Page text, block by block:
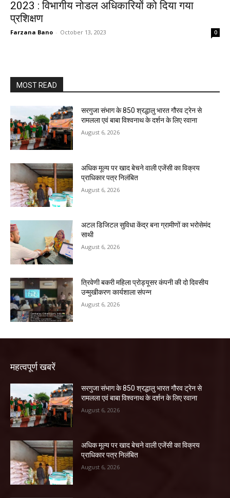
2023 : विभागीय नोडल अधिकारियों को दिया गया
प्रशिक्षण
Farzana Bano - October 13, 2023 0
MOST READ
सरगुजा संभाग के 850 श्रद्धालु भारत गौरव ट्रेन से
रामलला एवं बाबा विश्वनाथ के दर्शन के लिए रवाना
August 6, 2026
अधिक मूल्य पर खाद बेचने वाली एजेंसी का विक्रय
प्राधिकार पत्र निलंबित
August 6, 2026
अटल डिजिटल सुविधा केंद्र बना ग्रामीणों का भरोसेमंद
साथी
August 6, 2026
त्रिवेणी बकरी महिला प्रोड्यूसर कंपनी की दो दिवसीय
उन्मुखीकरण कार्यशाला संपन्न
August 6, 2026
महत्वपूर्ण खबरें
सरगुजा संभाग के 850 श्रद्धालु भारत गौरव ट्रेन से
रामलला एवं बाबा विश्वनाथ के दर्शन के लिए रवाना
August 6, 2026
अधिक मूल्य पर खाद बेचने वाली एजेंसी का विक्रय
प्राधिकार पत्र निलंबित
August 6, 2026